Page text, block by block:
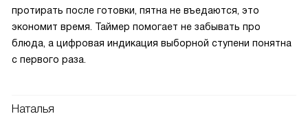
протирать после готовки, пятна не въедаются, это
экономит время. Таймер помогает не забывать про
блюда, а цифровая индикация выборной ступени понятна
с первого раза.
Наталья